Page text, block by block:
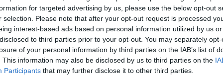
for targeted advertising by us, please use the below opt-out
selection. Please note that after your opt-out request is processed
interest-based ads based on personal information utilized by us
to third parties prior to your opt-out. You may separately
of your personal information by third parties on the IAB’s list of
This information may also be disclosed by us to third parties on the
Participants that may further disclose it to other third parties.
ασύλου για 33 πολίτες τρίτων χωρών,
Συρία , τοΠακιστάν, τηνΑίγυπτοκαι τοΙράκ.
αρμόδιες πηγές του υπουργείου Μετανάστευσης
των ανακλήσεων αντικατοπτρίζει μια πιο